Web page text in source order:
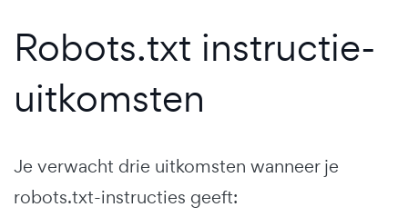
Robots.txt instructie-
uitkomsten
Je verwacht drie uitkomsten wanneer je
robots.txt-instructies geeft: